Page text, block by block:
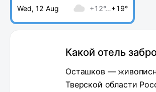
Wed, 12 Aug +12°…+19°
Какой отель
Осташков —
Тверской области